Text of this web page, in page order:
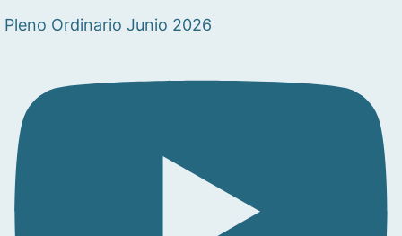
Pleno Ordinario Junio 2026